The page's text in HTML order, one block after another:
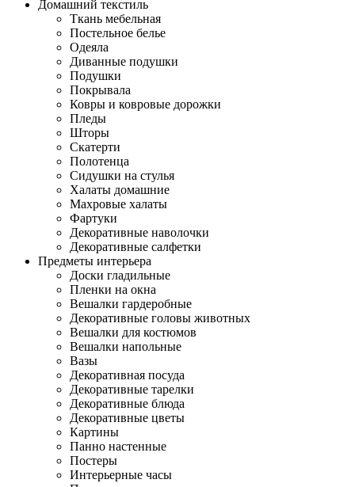
Домашний текстиль
Ткань мебельная
Постельное белье
Одеяла
Диванные подушки
Подушки
Покрывала
Ковры и ковровые дорожки
Пледы
Шторы
Скатерти
Полотенца
Сидушки на стулья
Халаты домашние
Махровые халаты
Фартуки
Декоративные наволочки
Декоративные салфетки
Предметы интерьера
Доски гладильные
Пленки на окна
Вешалки гардеробные
Декоративные головы животных
Вешалки для костюмов
Вешалки напольные
Вазы
Декоративная посуда
Декоративные тарелки
Декоративные блюда
Декоративные цветы
Картины
Панно настенные
Постеры
Интерьерные часы